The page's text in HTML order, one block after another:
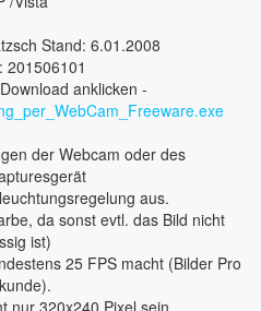
Stand: 6.01.2008
201506101
anklicken -
der Webcam oder des
aus.
da sonst evtl. das Bild nicht
ist)
25 FPS macht (Bilder Pro